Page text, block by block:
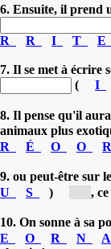
6. Ensuite, il prend
R
R I T E
7. Il se met à écrire
(
I
8. Il pense qu'il
animaux plus
R
É O O R
9. ou peut-être sur
U
S ) ,
10. On sonne à sa
E
O R N A